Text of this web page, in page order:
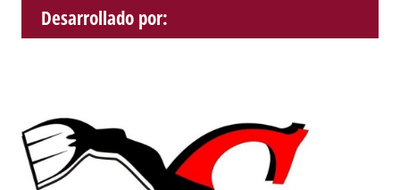
Desarrollado por: